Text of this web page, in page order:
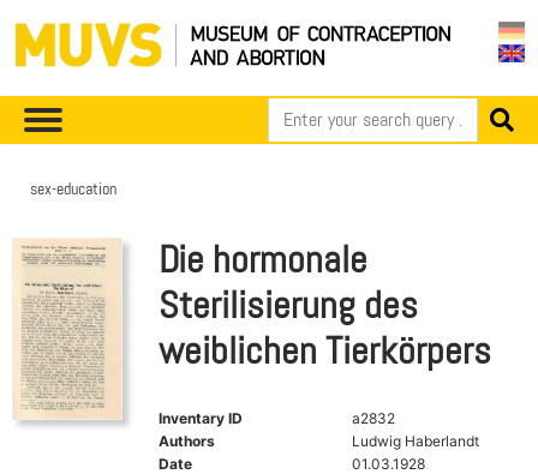
sex-education
Die hormonale
Sterilisierung des
weiblichen Tierkörpers
Inventary ID
a2832
Authors
Ludwig Haberlandt
Date
01.03.1928